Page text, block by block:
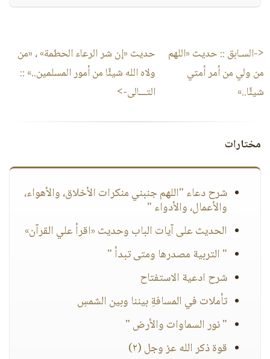
<-السـابق :: حديث «اللهم
من ولي من أمر أمتي
شيئًا..»
حديث «إن شر الرعاء الحطمة» ، «من
ولاه الله شيئًا من أمور المسلمين..» ::
التـــالى->
مختارات
شرح دعاء "اللهم جنبني منكرات الأخلاق، والأهواء،
والأعمال، والأدواء "
الحديث على آيات الباب وحديث «اقرأ علي القرآن»
" التربية مصدرها ومتى تبدأ "
شرح ادعية الاستفتاح
تأملات في المسافةِ بيننا وبين الشمسِ
" نور السماوات والأرض "
قوة ذكر الله عز وجل (٢)